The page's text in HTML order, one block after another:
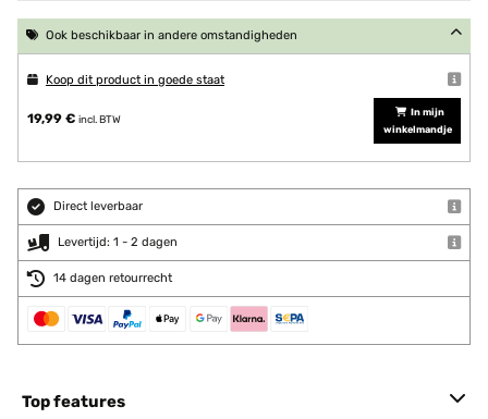
Ook beschikbaar in andere omstandigheden
Koop dit product in goede staat
19,99 € incl. BTW
In mijn
winkelmandje
Direct leverbaar
Levertijd: 1 - 2 dagen
14 dagen retourrecht
Top features